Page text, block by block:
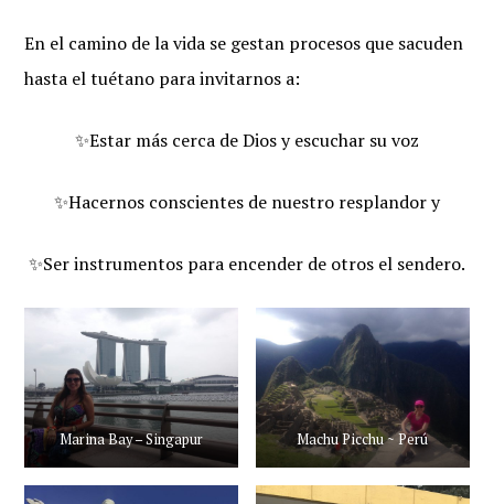
En el camino de la vida se gestan procesos que sacuden
hasta el tuétano para invitarnos a:
✨Estar más cerca de Dios y escuchar su voz
✨Hacernos conscientes de nuestro resplandor y
✨Ser instrumentos para encender de otros el sendero.
Marina Bay – Singapur Machu Picchu ~ Perú